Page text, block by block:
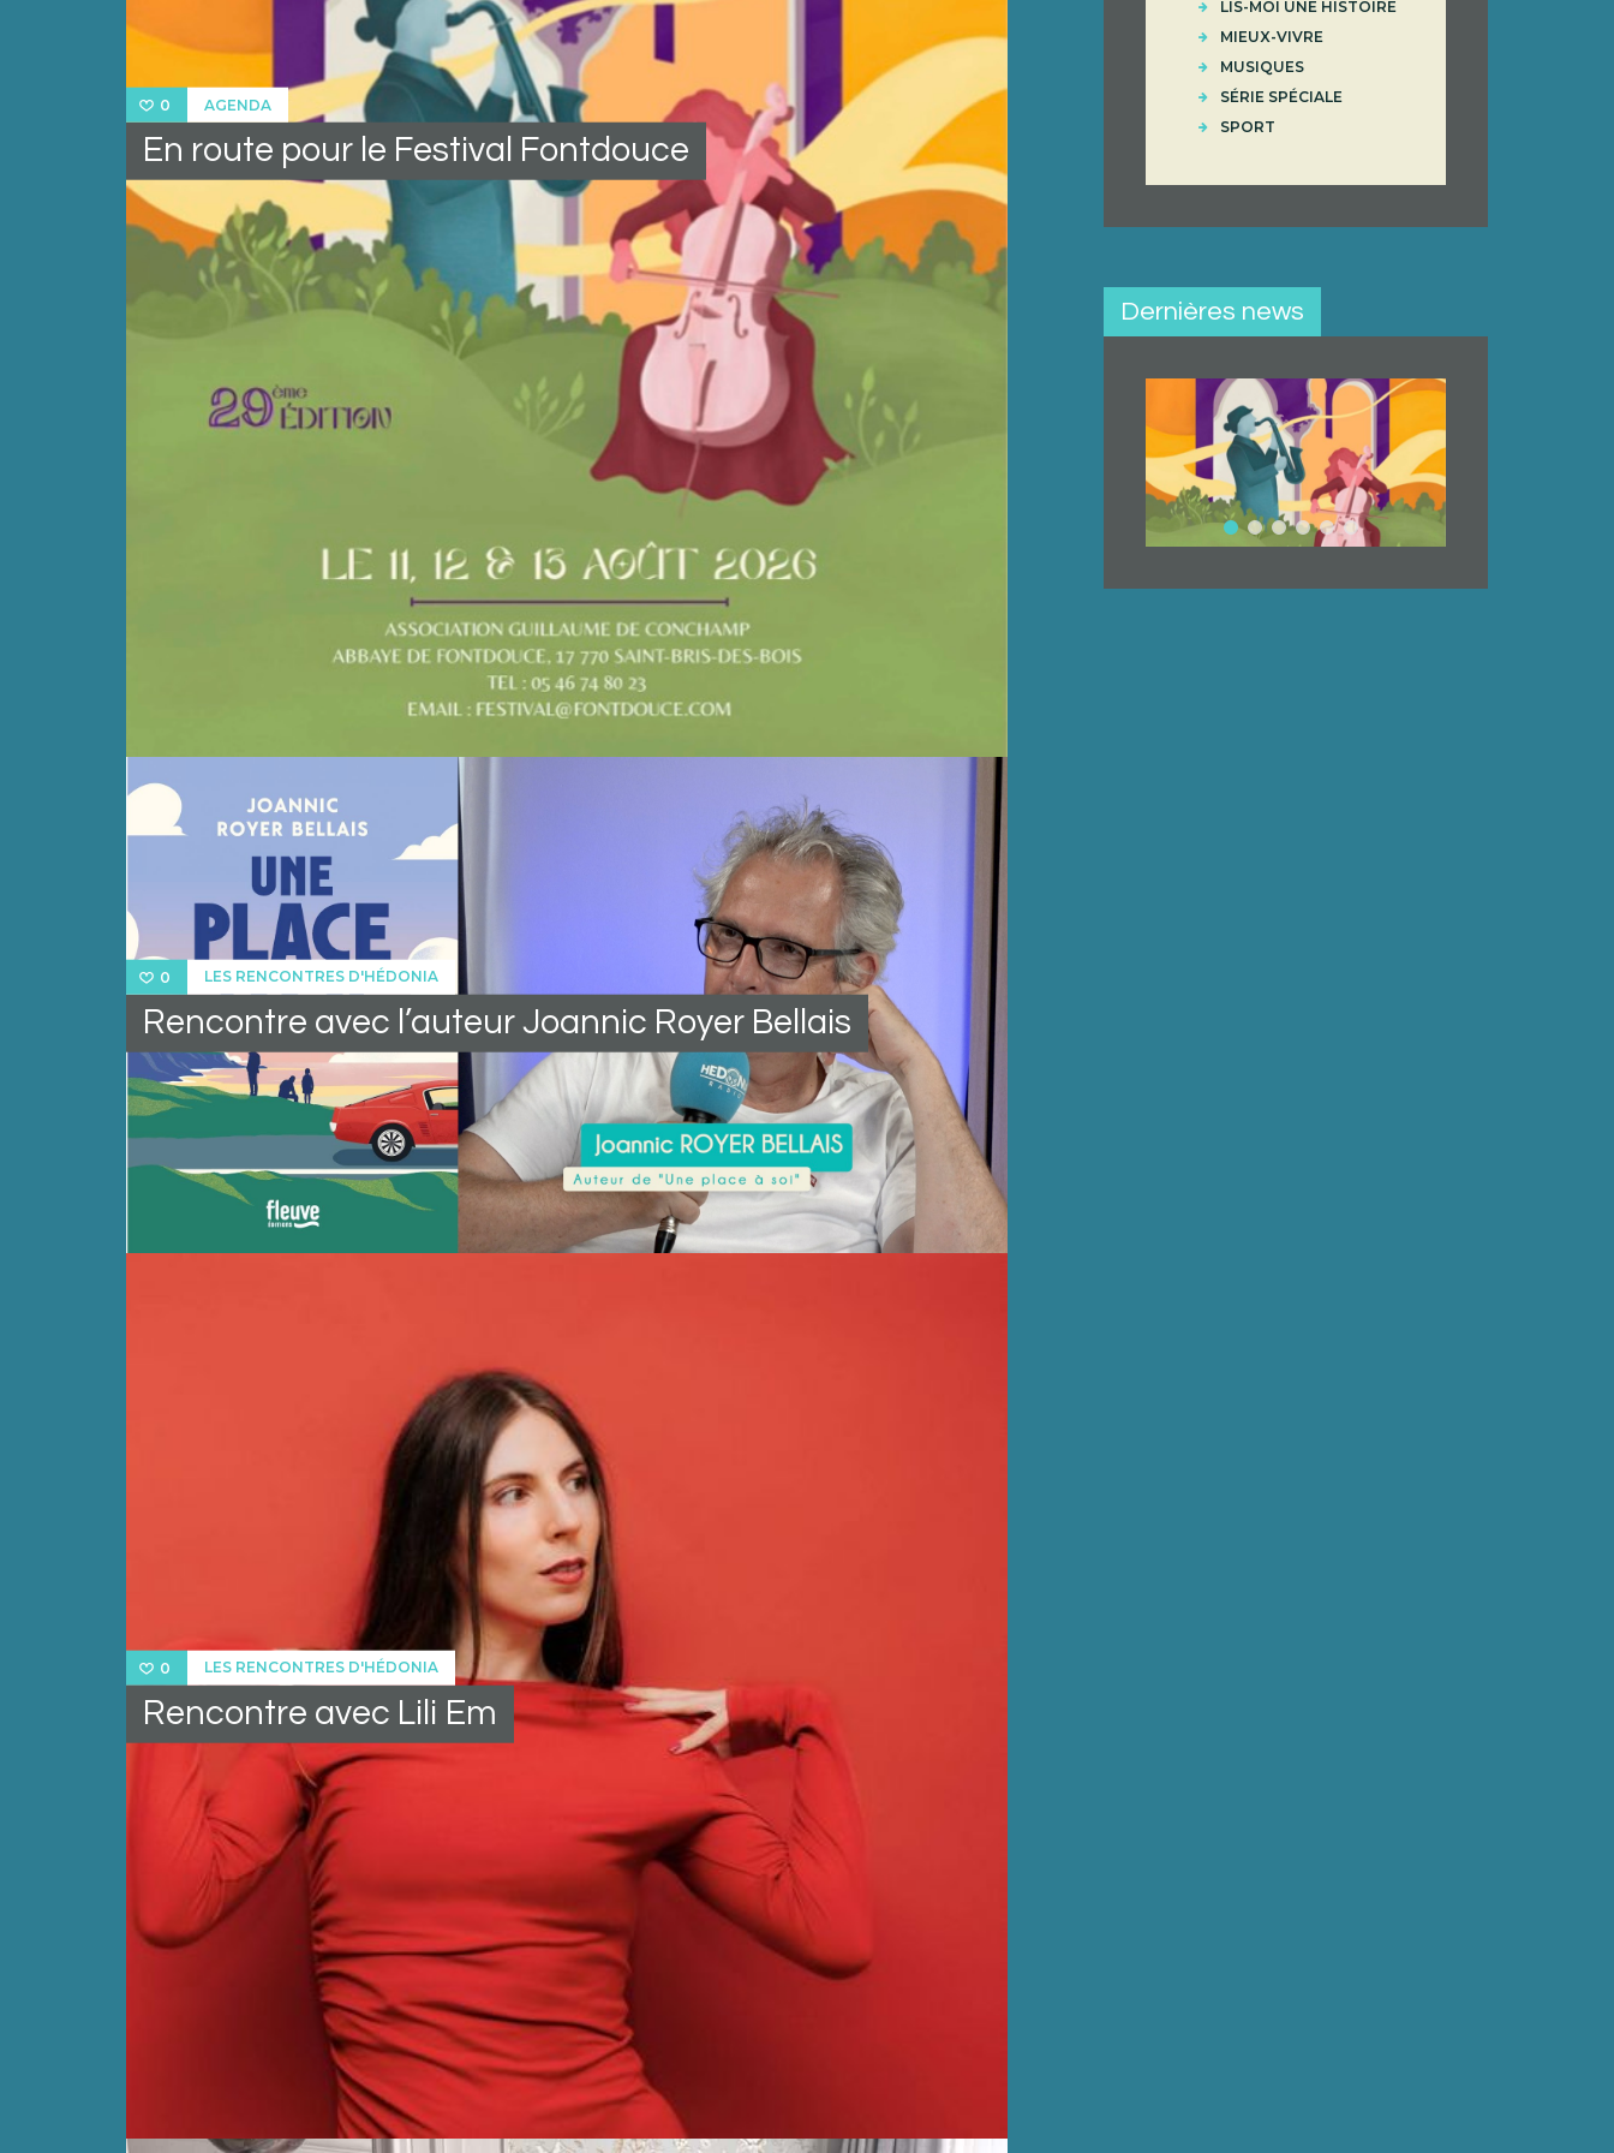
0 AGENDA
En route pour le Festival Fontdouce
0 LES RENCONTRES D'HÉDONIA
Rencontre avec l’auteur Joannic Royer Bellais
0 LES RENCONTRES D'HÉDONIA
Rencontre avec Lili Em
LIS-MOI UNE HISTOIRE
MIEUX-VIVRE
MUSIQUES
SÉRIE SPÉCIALE
SPORT
Dernières news